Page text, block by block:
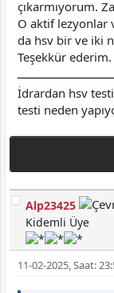
çıkarmıyorum.
O aktif lezyonlar
da hsv bir ve iki
Teşekkür ederim.
İdrardan hsv
testi neden
Alp23425
Kidemli Üye
11-02-2025, Saat: